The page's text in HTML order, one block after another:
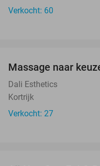
Verkocht: 60
Massage naar
Dali Esthetics
Kortrijk
Verkocht: 27